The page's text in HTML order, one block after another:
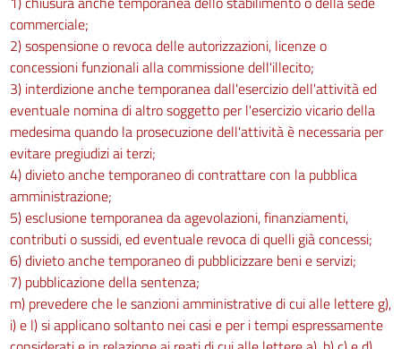
211
212
Capo V
Protezione dei lavoratori dai rischi di esposizione a radiazioni ottiche artificiali
213
214
215
216
217
218
Capo VI
Sanzioni
commerciale;
2) sospensione o revoca delle autorizzazioni, licenze o
concessioni funzionali alla commissione dell'illecito;
3) interdizione anche temporanea dall'esercizio dell'attività ed
eventuale nomina di altro soggetto per l'esercizio vicario della
medesima quando la prosecuzione dell'attività è necessaria per
evitare pregiudizi ai terzi;
4) divieto anche temporaneo di contrattare con la pubblica
amministrazione;
5) esclusione temporanea da agevolazioni, finanziamenti,
contributi o sussidi, ed eventuale revoca di quelli già concessi;
6) divieto anche temporaneo di pubblicizzare beni e servizi;
7) pubblicazione della sentenza;
m) prevedere che le sanzioni amministrative di cui alle lettere g),
i) e l) si applicano soltanto nei casi e per i tempi espressamente